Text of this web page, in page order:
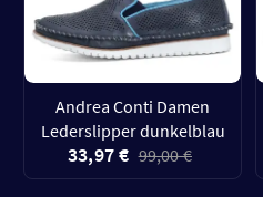
Andrea Conti Damen
Lederslipper dunkelblau
33,97 € 99,00 €